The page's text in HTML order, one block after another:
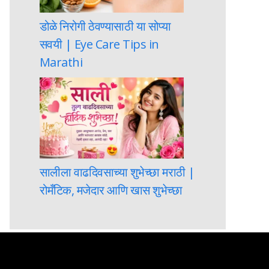
डोळे निरोगी ठेवण्यासाठी या सोप्या
सवयी | Eye Care Tips in
Marathi
सालीला वाढदिवसाच्या शुभेच्छा मराठी |
रोमँटिक, मजेदार आणि खास शुभेच्छा